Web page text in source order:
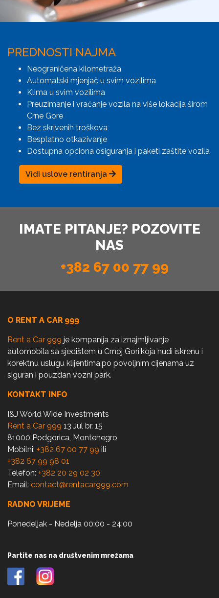
PREDNOSTI NAJMA
Neograničena kilometraža
Automatski mjenjač u svim vozilima
Klima u svim vozilima
Preuzimanje i vraćanje vozila na više lokacija širom
Crne Gore
Bez skrivenih troškova
Besplatno otkazivanje
Dostupna opciona osiguranja i paketi zaštite vozila
Vidi uslove rentiranja
IMATE PITANJE? POZOVITE
NAS
+382 67 00 77 99
O RENT A CAR 999
Rent a Car 999 je kompanija za iznajmljivanje
automobila sa sjedištem u Crnoj Gori,koja nudi iskrenu i
korektnu uslugu klijentima,po povoljnim cijenama uz
siguran i pouzdan vozni park.
KONTAKT INFO
I&J World Wide Investments
Rent a Car 999 13 Jul br. 15
81000 Podgorica, Montenegro
Mobilni: +382 67 00 77 99 ili
+382 67 99 98 01
Telefon: +382 20 29 02 30
Email: contact@rentacar999.com
RADNO VRIJEME
Ponedeljak - Nedelja 00:00 - 24:00
Partite nas na društvenim mrežama